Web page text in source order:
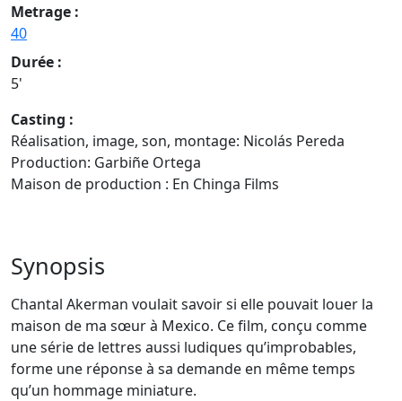
Metrage :
40
Durée :
5'
Casting :
Réalisation, image, son, montage: Nicolás Pereda
Production: Garbiñe Ortega
Maison de production : En Chinga Films
Synopsis
Chantal Akerman voulait savoir si elle pouvait louer la
maison de ma sœur à Mexico. Ce film, conçu comme
une série de lettres aussi ludiques qu’improbables,
forme une réponse à sa demande en même temps
qu’un hommage miniature.